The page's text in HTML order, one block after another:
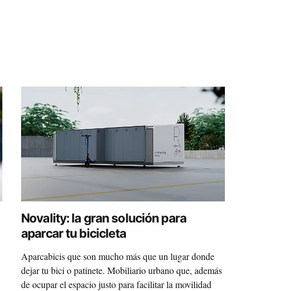
Novality: la gran solución para
aparcar tu bicicleta
Aparcabicis que son mucho más que un lugar donde
dejar tu bici o patinete. Mobiliario urbano que, además
de ocupar el espacio justo para facilitar la movilidad